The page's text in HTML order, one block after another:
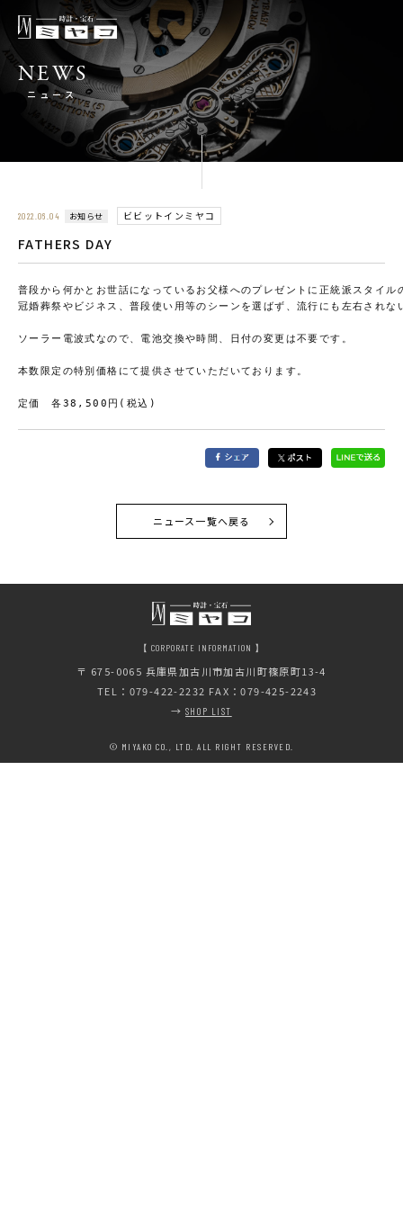
NEWS
ニュース
2022.06.04 お知らせ ビビットインミヤコ
FATHERS DAY
普段から何かとお世話になっているお父様へのプレゼントに正統派スタイル
冠婚葬祭やビジネス、普段使い用等のシーンを選ばず、流行にも左右されな
ソーラー電波式なので、電池交換や時間、日付の変更は不要です。
本数限定の特別価格にて提供させていただいております。
定価　各38,500円(税込)
ニュース一覧へ戻る
【 CORPORATE INFORMATION 】
〒 675-0065 兵庫県加古川市加古川町篠原町13-4
TEL：079-422-2232 FAX：079-425-2243
→SHOP LIST
© MIYAKO CO., LTD. ALL RIGHT RESERVED.